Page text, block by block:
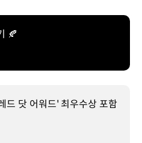
🍂
드 닷 어워드' 최우수상 포함